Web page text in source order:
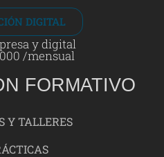
DIGITAL
y digital
/mensual
FORMATIVO
Y TALLERES